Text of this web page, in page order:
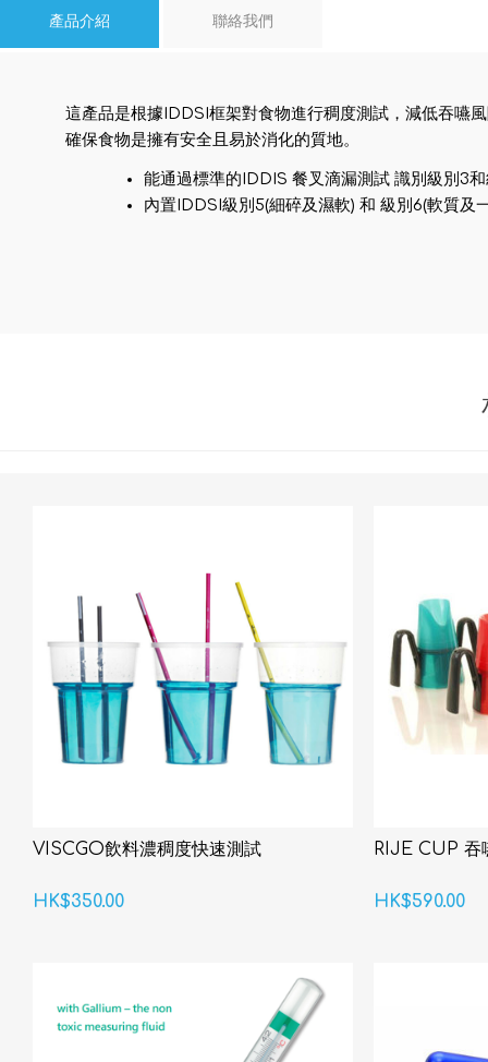
產品介紹 聯絡我們
這產品是根據IDDSI框架對食物進行稠度測試，減低吞嚥
確保食物是擁有安全且易於消化的質地。
能通過標準的IDDIS 餐叉滴漏測試 識別級別3
內置IDDSI級別5(細碎及濕軟) 和 級別6(軟質及
VISCGO飲料濃稠度快速測試
HK$350.00
RIJE CUP 吞
HK$590.00